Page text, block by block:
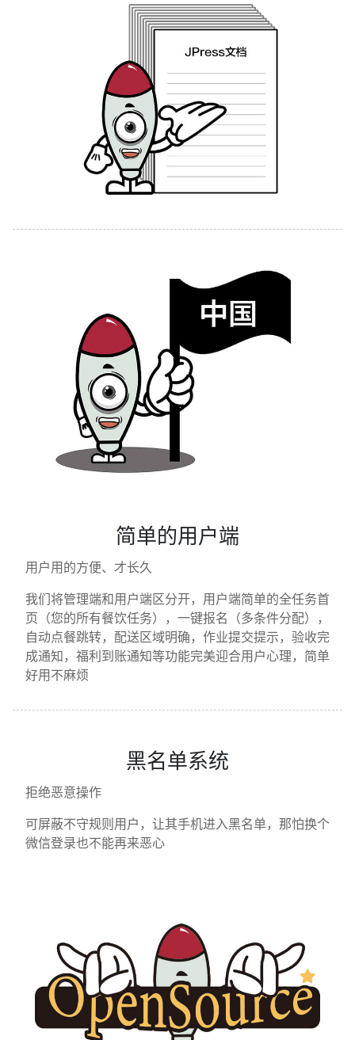
简单的用户端
用户用的方便、才长久
我们将管理端和用户端区分开，用户端简单的全任务首
页（您的所有餐饮任务），一键报名（多条件分配），
自动点餐跳转，配送区域明确，作业提交提示，验收完
成通知，福利到账通知等功能完美迎合用户心理，简单
好用不麻烦
黑名单系统
拒绝恶意操作
可屏蔽不守规则用户，让其手机进入黑名单，那怕换个
微信登录也不能再来恶心